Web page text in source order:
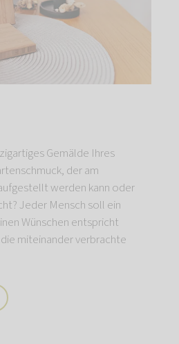
Gemälde Ihres
der am
werden kann oder
Jeder Mensch soll ein
Wünschen entspricht
miteinander verbrachte